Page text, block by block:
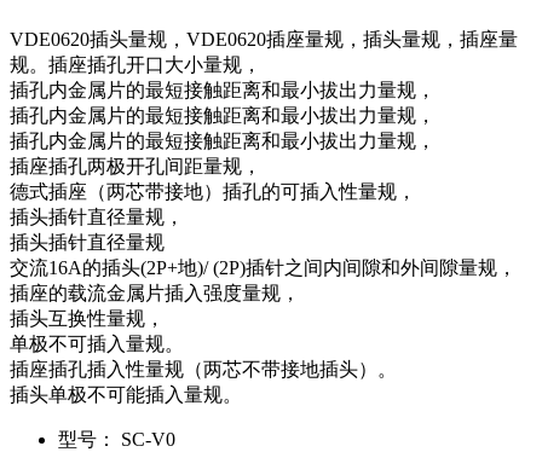
VDE0620插头量规，VDE0620插座量规，插头量规，插座量
规。插座插孔开口大小量规，
插孔内金属片的最短接触距离和最小拔出力量规，
插孔内金属片的最短接触距离和最小拔出力量规，
插孔内金属片的最短接触距离和最小拔出力量规，
插座插孔两极开孔间距量规，
德式插座（两芯带接地）插孔的可插入性量规，
插头插针直径量规，
插头插针直径量规
交流16A的插头(2P+地)/ (2P)插针之间内间隙和外间隙量规，
插座的载流金属片插入强度量规，
插头互换性量规，
单极不可插入量规。
插座插孔插入性量规（两芯不带接地插头）。
插头单极不可能插入量规。
型号：
SC-V0